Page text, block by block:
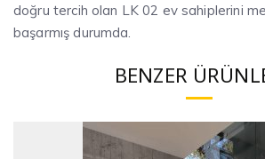
doğru tercih olan LK 02 ev sahiplerini
başarmış durumda.
BENZER